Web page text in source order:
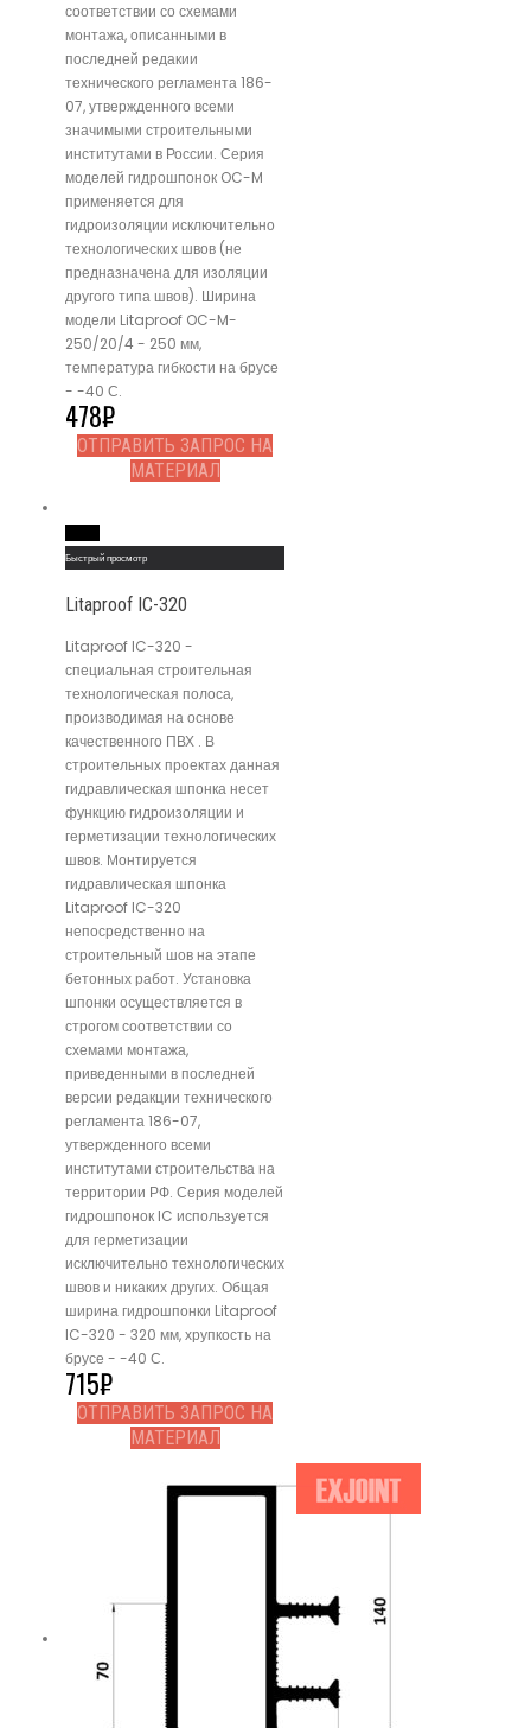
соответствии со схемами
монтажа, описанными в
последней редакии
технического регламента 186-
07, утвержденного всеми
значимыми строительными
институтами в России. Серия
моделей гидрошпонок OC-M
применяется для
гидроизоляции исключительно
технологических швов (не
предназначена для изоляции
другого типа швов). Ширина
модели Litaproof OC-M-
250/20/4 - 250 мм,
температура гибкости на брусе
- -40 С.
478₽
ОТПРАВИТЬ ЗАПРОС НА
МАТЕРИАЛ
Быстрый просмотр
Litaproof IC-320
Litaproof IC-320 -
специальная строительная
технологическая полоса,
производимая на основе
качественного ПВХ . В
строительных проектах данная
гидравлическая шпонка несет
функцию гидроизоляции и
герметизации технологических
швов. Монтируется
гидравлическая шпонка
Litaproof IC-320
непосредственно на
строительный шов на этапе
бетонных работ. Установка
шпонки осуществляется в
строгом соответствии со
схемами монтажа,
приведенными в последней
версии редакции технического
регламента 186-07,
утвержденного всеми
институтами строительства на
территории РФ. Серия моделей
гидрошпонок IC используется
для герметизации
исключительно технологических
швов и никаких других. Общая
ширина гидрошпонки Litaproof
IC-320 - 320 мм, хрупкость на
брусе - -40 С.
715₽
ОТПРАВИТЬ ЗАПРОС НА
МАТЕРИАЛ